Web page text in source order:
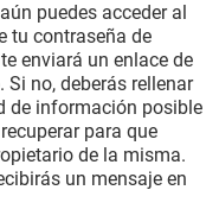
puedes acceder al
tu contraseña de
enviará un enlace de
Si no, deberás rellenar
de información posible
para que
de la misma.
un mensaje en